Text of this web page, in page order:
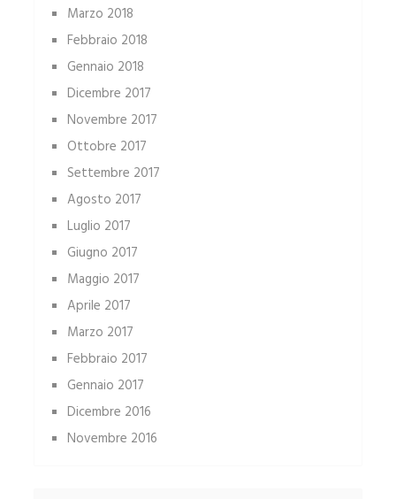
Marzo 2018
Febbraio 2018
Gennaio 2018
Dicembre 2017
Novembre 2017
Ottobre 2017
Settembre 2017
Agosto 2017
Luglio 2017
Giugno 2017
Maggio 2017
Aprile 2017
Marzo 2017
Febbraio 2017
Gennaio 2017
Dicembre 2016
Novembre 2016